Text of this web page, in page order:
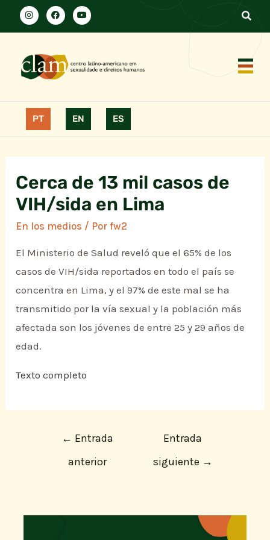
PT EN ES
Cerca de 13 mil casos de
VIH/sida en Lima
En los medios / Porfw2
El Ministerio de Salud reveló que el 65% de los
casos de VIH/sida reportados en todo el país se
concentra en Lima, y el 97% de este mal se ha
transmitido por la vía sexual y la población más
afectada son los jóvenes de entre 25 y 29 años de
edad.
Texto completo
← Entrada
anterior
Entrada
siguiente →